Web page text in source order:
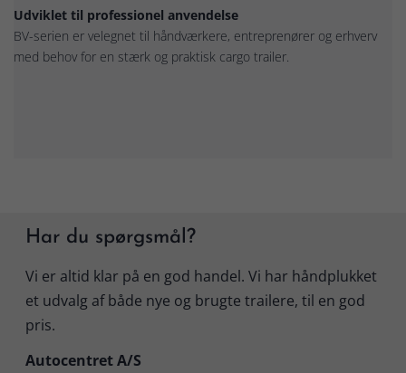
Udviklet til professionel anvendelse
BV-serien er velegnet til håndværkere, entreprenører og erhverv
med behov for en stærk og praktisk cargo trailer.
Har du spørgsmål?
Vi er altid klar på en god handel. Vi har håndplukket
et udvalg af både nye og brugte trailere, til en god
pris.
Autocentret A/S